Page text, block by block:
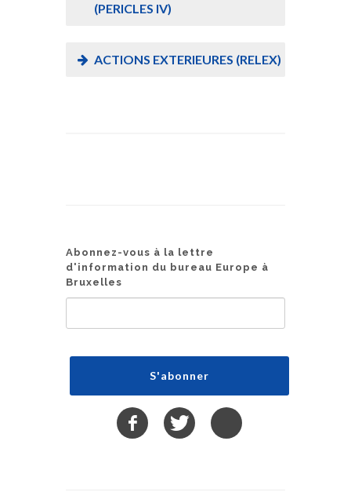
(PERICLES IV)
ACTIONS EXTERIEURES (RELEX)
Abonnez-vous à la lettre
d'information du bureau Europe à
Bruxelles